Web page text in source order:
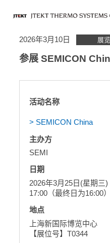
2026年3月10日 展览
参展 SEMICON
活动名称
> SEMICON China
主办方
SEMI
日期
2026年3月25日(星期三
17:00（最终日为16:00）
地点
上海新国际博览中心
【展位号】T0344